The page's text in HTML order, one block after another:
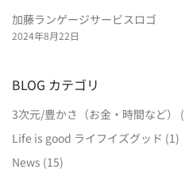
加藤ランゲージサービスロゴ
2024年8月22日
BLOG カテゴリ
3次元/豊かさ（お金・時間など）
Life is good ライフイズグッド (1)
News (15)